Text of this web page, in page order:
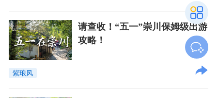
请查收！“五一”崇川保姆级出游
攻略！
紫琅风